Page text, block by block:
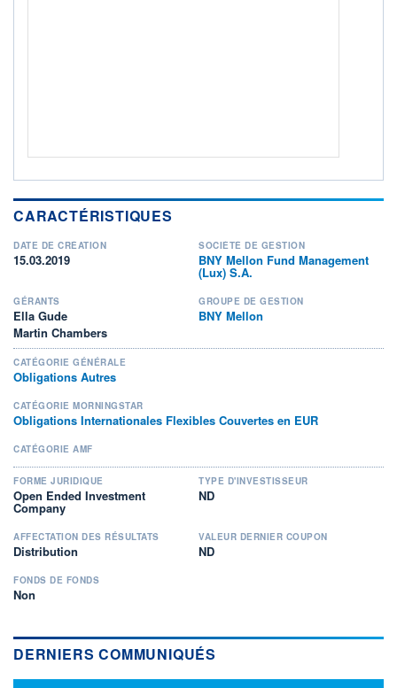
2/7
+ PORTEFEUILLE + LISTE
CARACTÉRISTIQUES
DATE DE CRÉATION
15.03.2019
SOCIÉTÉ DE GESTION
BNY Mellon Fund Management
(Lux) S.A.
GÉRANTS
Ella Gude
Martin Chambers
GROUPE DE GESTION
BNY Mellon
CATÉGORIE GÉNÉRALE
Obligations Autres
CATÉGORIE MORNINGSTAR
Obligations Internationales Flexibles Couvertes en EUR
CATÉGORIE AMF
FORME JURIDIQUE
Open Ended Investment
Company
TYPE D'INVESTISSEUR
ND
AFFECTATION DES RÉSULTATS
Distribution
VALEUR DERNIER COUPON
ND
FONDS DE FONDS
Non
DERNIERS COMMUNIQUÉS